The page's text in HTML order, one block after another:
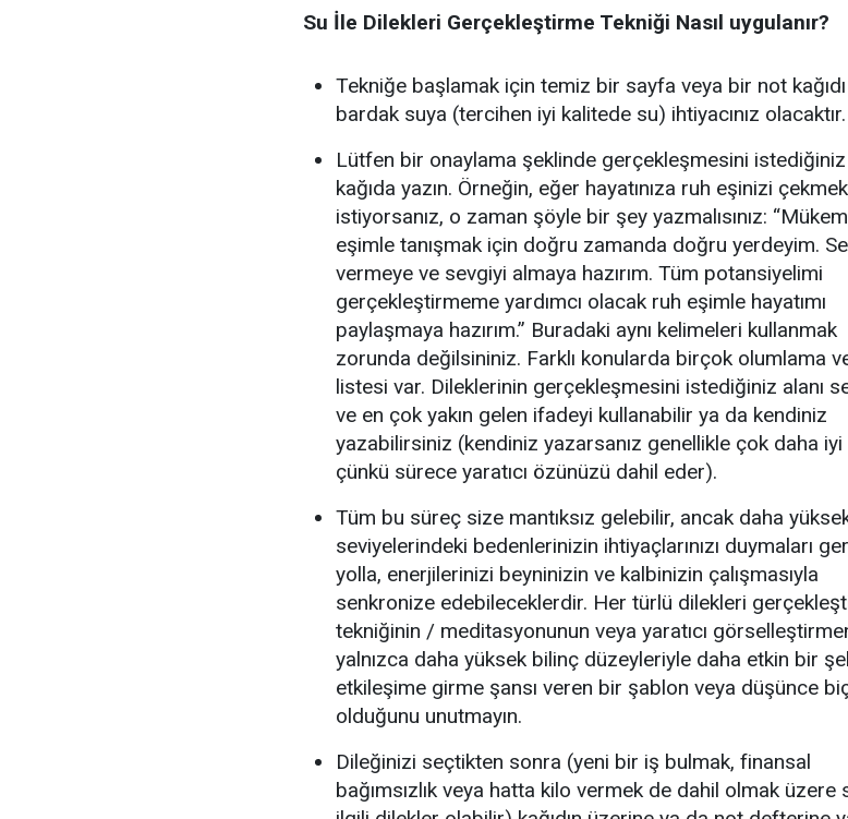
Su İle Dilekleri Gerçekleştirme Tekniği Nasıl uygulanır?
Tekniğe başlamak için temiz bir sayfa veya bir not
bardak suya (tercihen iyi kalitede su) ihtiyacınız olacaktır.
Lütfen bir onaylama şeklinde gerçekleşmesini
kağıda yazın. Örneğin, eğer hayatınıza ruh eşinizi çekmek
istiyorsanız, o zaman şöyle bir şey yazmalısınız:
eşimle tanışmak için doğru zamanda doğru yerdeyim.
vermeye ve sevgiyi almaya hazırım. Tüm potansiyelimi
gerçekleştirmeme yardımcı olacak ruh eşimle hayatımı
paylaşmaya hazırım.” Buradaki aynı kelimeleri kullanmak
zorunda değilsininiz. Farklı konularda birçok olumlama
listesi var. Dileklerinin gerçekleşmesini istediğiniz alanı
ve en çok yakın gelen ifadeyi kullanabilir ya da kendiniz
yazabilirsiniz (kendiniz yazarsanız genellikle çok daha iyi
çünkü sürece yaratıcı özünüzü dahil eder).
Tüm bu süreç size mantıksız gelebilir, ancak daha
seviyelerindeki bedenlerinizin ihtiyaçlarınızı duymaları
yolla, enerjilerinizi beyninizin ve kalbinizin çalışmasıyla
senkronize edebileceklerdir. Her türlü dilekleri
tekniğinin / meditasyonunun veya yaratıcı
yalnızca daha yüksek bilinç düzeyleriyle daha etkin bir
etkileşime girme şansı veren bir şablon veya düşünce
olduğunu unutmayın.
Dileğinizi seçtikten sonra (yeni bir iş bulmak, finansal
bağımsızlık veya hatta kilo vermek de dahil olmak üzere